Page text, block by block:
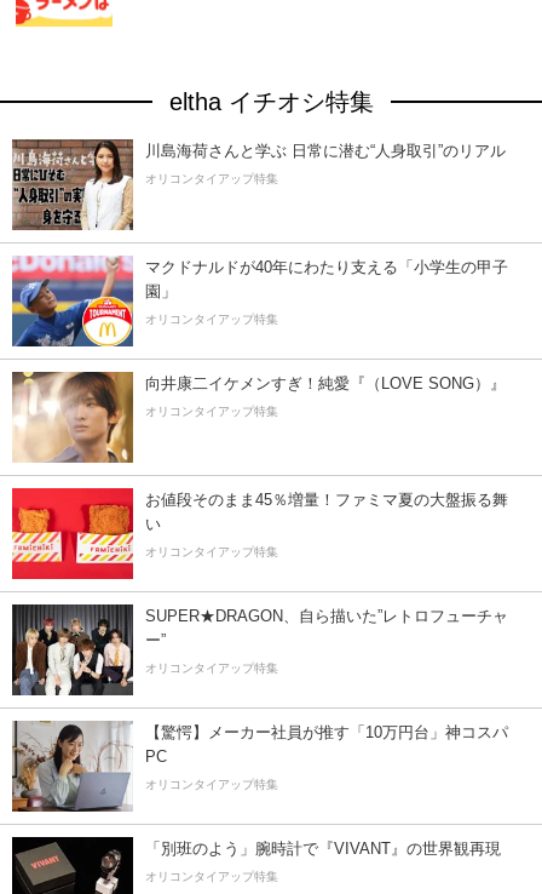
eltha イチオシ特集
川島海荷さんと学ぶ 日常に潜む“人身取引”のリアル
オリコンタイアップ特集
マクドナルドが40年にわたり支える「小学生の甲子
園」
オリコンタイアップ特集
向井康二イケメンすぎ！純愛『（LOVE SONG）』
オリコンタイアップ特集
お値段そのまま45％増量！ファミマ夏の大盤振る舞
い
オリコンタイアップ特集
SUPER★DRAGON、自ら描いた”レトロフューチャ
ー”
オリコンタイアップ特集
【驚愕】メーカー社員が推す「10万円台」神コスパ
PC
オリコンタイアップ特集
「別班のよう」腕時計で『VIVANT』の世界観再現
オリコンタイアップ特集